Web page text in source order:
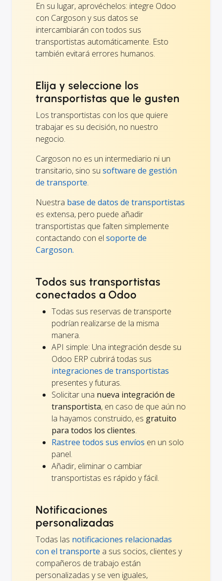
En su lugar, aprovéchelos: integre Odoo
con Cargoson y sus datos se
intercambiarán con todos sus
transportistas automáticamente. Esto
también evitará errores humanos.
Elija y seleccione los
transportistas que le gusten
Los transportistas con los que quiere
trabajar es su decisión, no nuestro
negocio.
Cargoson no es un intermediario ni un
transitario, sino su software de gestión
de transporte.
Nuestra base de datos de transportistas
es extensa, pero puede añadir
transportistas que falten simplemente
contactando con el soporte de
Cargoson.
Todos sus transportistas
conectados a Odoo
Todas sus reservas de transporte
podrían realizarse de la misma
manera.
API simple: Una integración desde su
Odoo ERP cubrirá todas sus
integraciones de transportistas
presentes y futuras.
Solicitar una nueva integración de
transportista, en caso de que aún no
la hayamos construido, es gratuito
para todos los clientes.
Rastree todos sus envíos en un solo
panel.
Añadir, eliminar o cambiar
transportistas es rápido y fácil.
Notificaciones
personalizadas
Todas las notificaciones relacionadas
con el transporte a sus socios, clientes y
compañeros de trabajo están
personalizadas y se ven iguales,